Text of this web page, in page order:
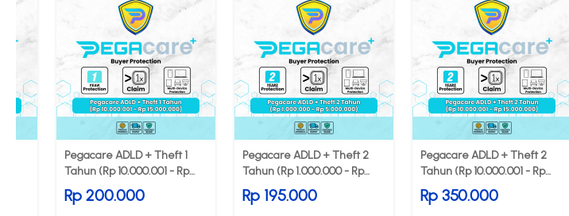
Pegacare ADLD + Theft 1
Tahun (Rp 10.000.001 - Rp
15.000.000)
Rp 200.000
Pegacare ADLD + Theft 2
Tahun (Rp 1.000.000 - Rp
5.000.000)
Rp 195.000
Pegacare ADLD + Theft 2
Tahun (Rp 10.000.001 - Rp
15.000.000)
Rp 350.000